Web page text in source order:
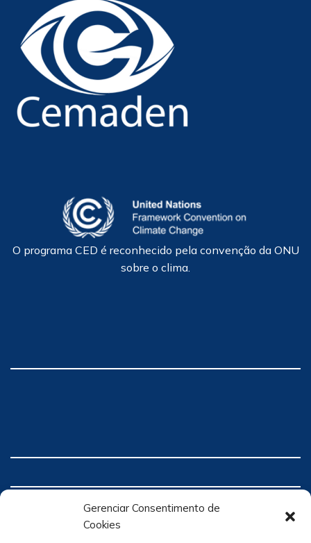
Gerenciar Consentimento de
Cookies
O programa CED é reconhecido pela convenção da ONU
sobre o clima.